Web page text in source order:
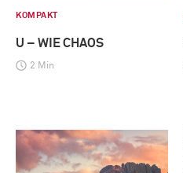
KOMPAKT
U – WIE CHAOS
2 Min